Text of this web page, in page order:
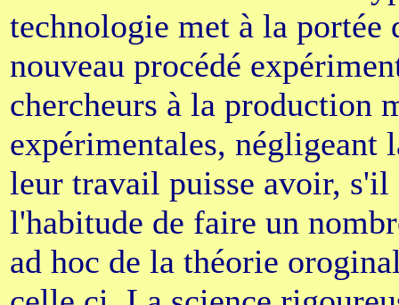
technologie met à la
nouveau procédé
chercheurs à la production
expérimentales,
leur travail puisse avoir, s'il
l'habitude de faire un
ad hoc de la théorie